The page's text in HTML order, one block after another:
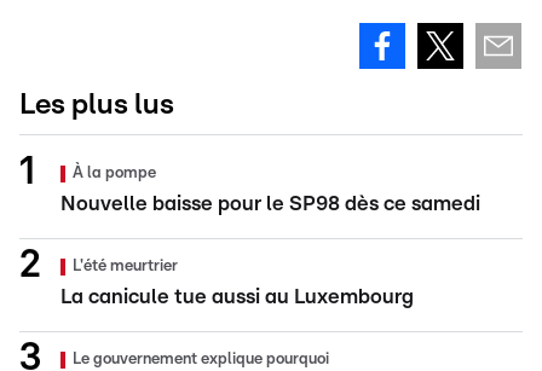
Les plus lus
À la pompe
Nouvelle baisse pour le SP98 dès ce samedi
L'été meurtrier
La canicule tue aussi au Luxembourg
Le gouvernement explique pourquoi